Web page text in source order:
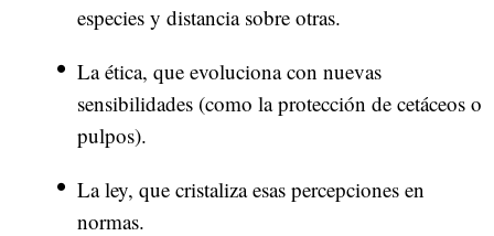
especies y distancia sobre otras.
La ética, que evoluciona con nuevas
sensibilidades (como la protección de cetáceos o
pulpos).
La ley, que cristaliza esas percepciones en
normas.